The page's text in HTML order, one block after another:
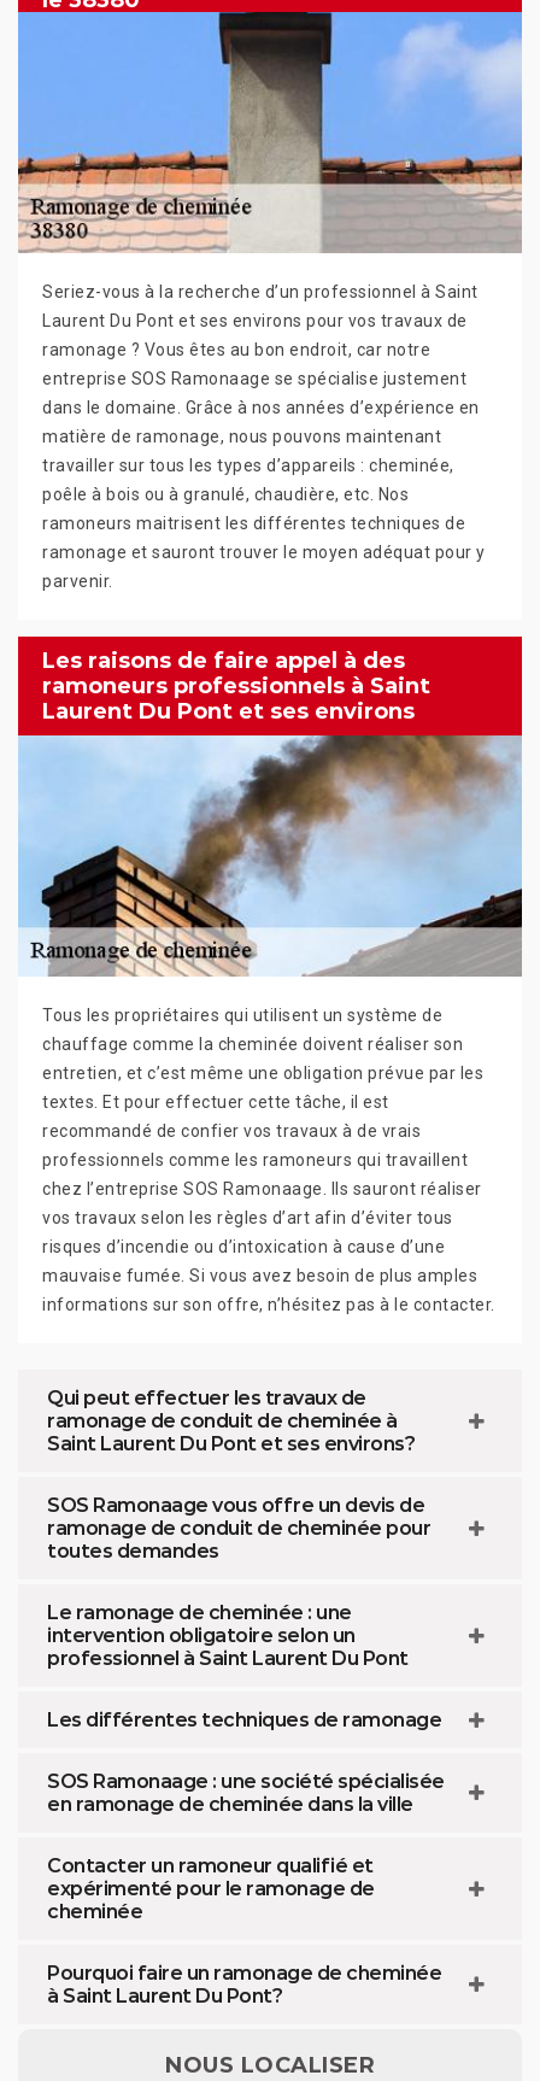
Seriez-vous à la recherche d’un professionnel à Saint
Laurent Du Pont et ses environs pour vos travaux de
ramonage ? Vous êtes au bon endroit, car notre
entreprise SOS Ramonaage se spécialise justement
dans le domaine. Grâce à nos années d’expérience en
matière de ramonage, nous pouvons maintenant
travailler sur tous les types d’appareils : cheminée,
poêle à bois ou à granulé, chaudière, etc. Nos
ramoneurs maitrisent les différentes techniques de
ramonage et sauront trouver le moyen adéquat pour y
parvenir.
Les raisons de faire appel à des
ramoneurs professionnels à Saint
Laurent Du Pont et ses environs
Tous les propriétaires qui utilisent un système de
chauffage comme la cheminée doivent réaliser son
entretien, et c’est même une obligation prévue par les
textes. Et pour effectuer cette tâche, il est
recommandé de confier vos travaux à de vrais
professionnels comme les ramoneurs qui travaillent
chez l’entreprise SOS Ramonaage. Ils sauront réaliser
vos travaux selon les règles d’art afin d’éviter tous
risques d’incendie ou d’intoxication à cause d’une
mauvaise fumée. Si vous avez besoin de plus amples
informations sur son offre, n’hésitez pas à le contacter.
Qui peut effectuer les travaux de
ramonage de conduit de cheminée à
Saint Laurent Du Pont et ses environs?
SOS Ramonaage vous offre un devis de
ramonage de conduit de cheminée pour
toutes demandes
Le ramonage de cheminée : une
intervention obligatoire selon un
professionnel à Saint Laurent Du Pont
Les différentes techniques de ramonage
SOS Ramonaage : une société spécialisée
en ramonage de cheminée dans la ville
Contacter un ramoneur qualifié et
expérimenté pour le ramonage de
cheminée
Pourquoi faire un ramonage de cheminée
à Saint Laurent Du Pont?
NOUS LOCALISER